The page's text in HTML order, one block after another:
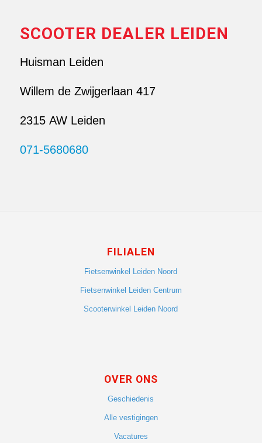
SCOOTER DEALER LEIDEN
Huisman Leiden
Willem de Zwijgerlaan 417
2315 AW Leiden
071-5680680
FILIALEN
Fietsenwinkel Leiden Noord
Fietsenwinkel Leiden Centrum
Scooterwinkel Leiden Noord
OVER ONS
Geschiedenis
Alle vestigingen
Vacatures